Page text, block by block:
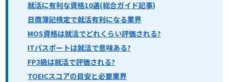
就活に有利な資格10選(総合ガイド記事)
日商簿記検定で就活有利になる業界
MOS資格は就活でどれくらい評価される?
ITパスポートは就活で意味ある?
FP3級は就活で評価される?
TOEICスコアの目安と必要業界